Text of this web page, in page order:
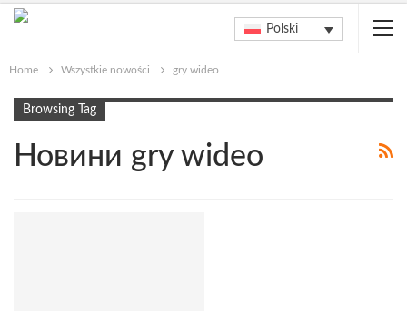
Polski
Home Wszystkie nowości gry wideo
Browsing Tag
Новини gry wideo